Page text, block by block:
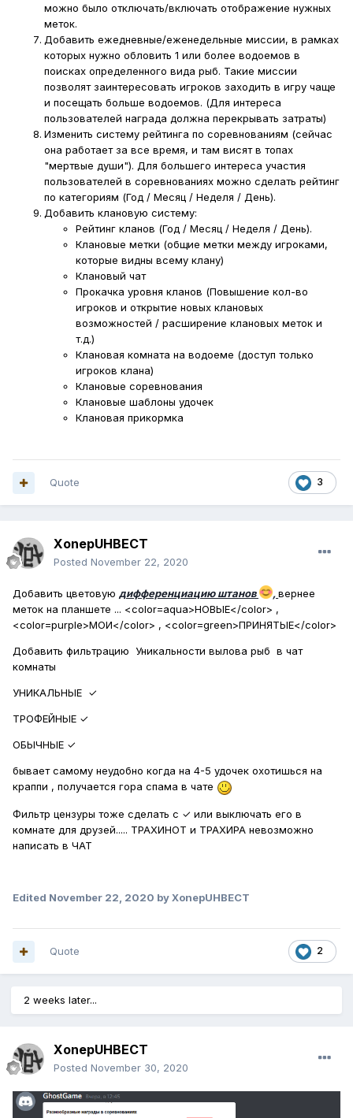
можно было отключать/включать отображение нужных
меток.
Добавить ежедневные/еженедельные миссии, в рамках
которых нужно обловить 1 или более водоемов в
поисках определенного вида рыб. Такие миссии
позволят заинтересовать игроков заходить в игру чаще
и посещать больше водоемов. (Для интереса
пользователей награда должна перекрывать затраты)
Изменить систему рейтинга по соревнованиям (сейчас
она работает за все время, и там висят в топах
"мертвые души"). Для большего интереса участия
пользователей в соревнованиях можно сделать рейтинг
по категориям (Год / Месяц / Неделя / День).
Добавить клановую систему:
Рейтинг кланов (Год / Месяц / Неделя / День).
Клановые метки (общие метки между игроками,
которые видны всему клану)
Клановый чат
Прокачка уровня кланов (Повышение кол-во
игроков и открытие новых клановых
возможностей / расширение клановых меток и
т.д.)
Клановая комната на водоеме (доступ только
игроков клана)
Клановые соревнования
Клановые шаблоны удочек
Клановая прикормка
3
Quote
XonepUHBECT
Posted November 22, 2020
Добавить цветовую дифференциацию штанов ,вернее
меток на планшете ... <color=aqua>НОВЫЕ</color> ,
<color=purple>МОИ</color> , <color=green>ПРИНЯТЫЕ</color>
Добавить фильтрацию Уникальности вылова рыб в чат
комнаты
УНИКАЛЬНЫЕ ✓
ТРОФЕЙНЫЕ ✓
ОБЫЧНЫЕ ✓
бывает самому неудобно когда на 4-5 удочек охотишься на
краппи , получается гора спама в чате
Фильтр цензуры тоже сделать с ✓ или выключать его в
комнате для друзей..... ТРАХИНОТ и ТРАХИРА невозможно
написать в ЧАТ
Edited November 22, 2020 by XonepUHBECT
2
Quote
2 weeks later...
XonepUHBECT
Posted November 30, 2020